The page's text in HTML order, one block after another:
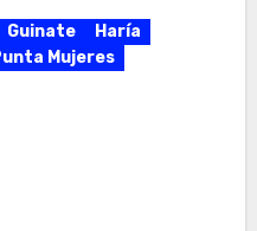
Guinate
Haría
Mujeres